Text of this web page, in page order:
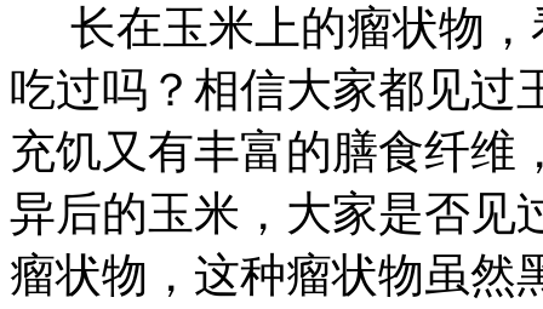
长在玉米上的瘤状物，
吃过吗？相信大家都见过
充饥又有丰富的膳食纤维
异后的玉米，大家是否见
瘤状物，这种瘤状物虽然